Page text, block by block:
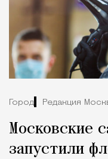
Город Редакция
Московские
запустили